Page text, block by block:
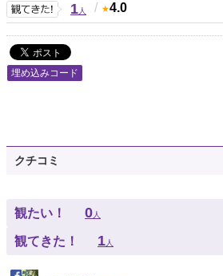
1人 / 4.0
埋め込みコード
クチコミ
観たい！ 0人
観てきた！ 1人